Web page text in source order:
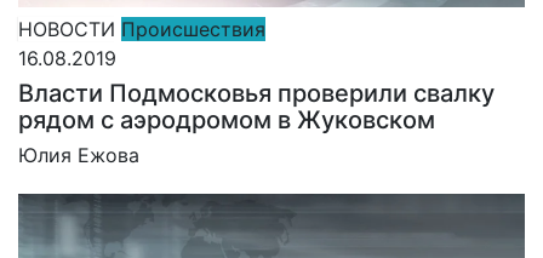
НОВОСТИ Происшествия
16.08.2019
Власти Подмосковья проверили свалку
рядом с аэродромом в Жуковском
Юлия Ежова